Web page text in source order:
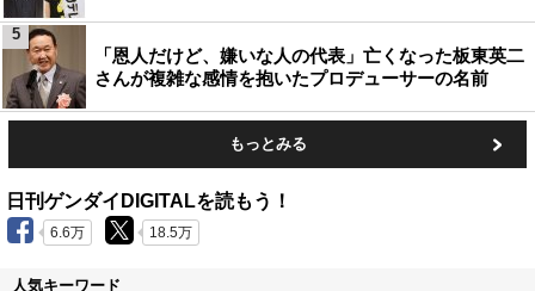
「恩人だけど、嫌いな人の代表」亡くなった板東英二
さんが複雑な感情を抱いたプロデューサーの名前
5
もっとみる
日刊ゲンダイDIGITALを読もう！
6.6万 18.5万
人気キーワード